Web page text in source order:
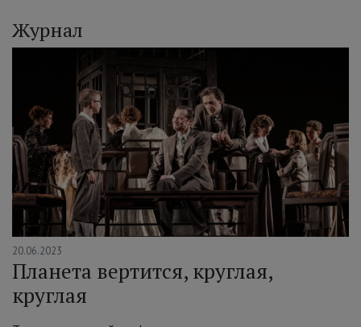
Журнал
20.06.2023
Планета вертится, круглая,
круглая